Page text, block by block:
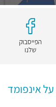
הפייסבוק
שלנו
על אינפומד